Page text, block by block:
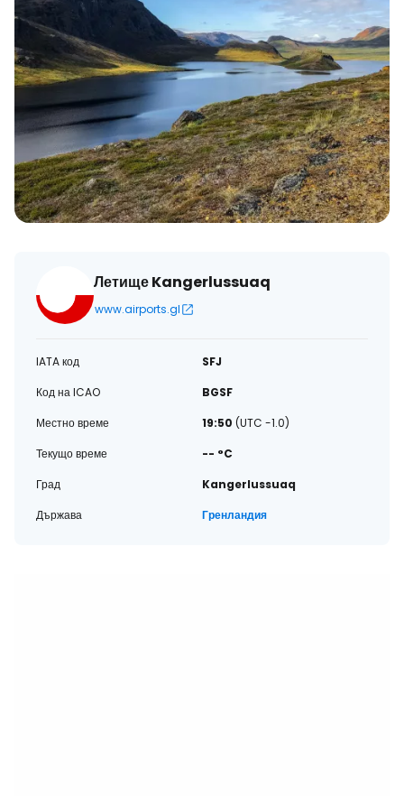
Летище Kangerlussuaq
www.airports.gl
IATA код
SFJ
Код на ICAO
BGSF
Местно време
19:50 (UTC -1.0)
Текущо време
-- °C
Град
Kangerlussuaq
Държава
Гренландия